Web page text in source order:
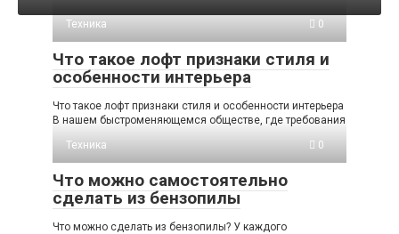
Техника 0
Что такое лофт признаки стиля и
особенности интерьера
Что такое лофт признаки стиля и особенности интерьера
В нашем быстроменяющемся обществе, где требования
Техника
0
Что можно самостоятельно
сделать из бензопилы
Что можно сделать из бензопилы? У каждого